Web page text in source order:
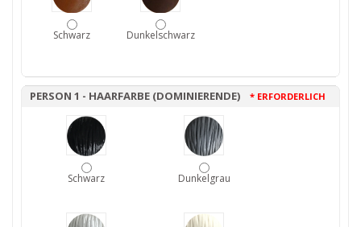
Schwarz Dunkelschwarz
PERSON 1 - HAARFARBE (DOMINIERENDE) * ERFORDERLICH
Schwarz Dunkelgrau